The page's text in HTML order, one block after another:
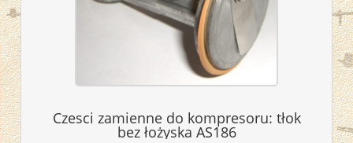
Czesci zamienne do kompresoru: tłok
bez łożyska AS186